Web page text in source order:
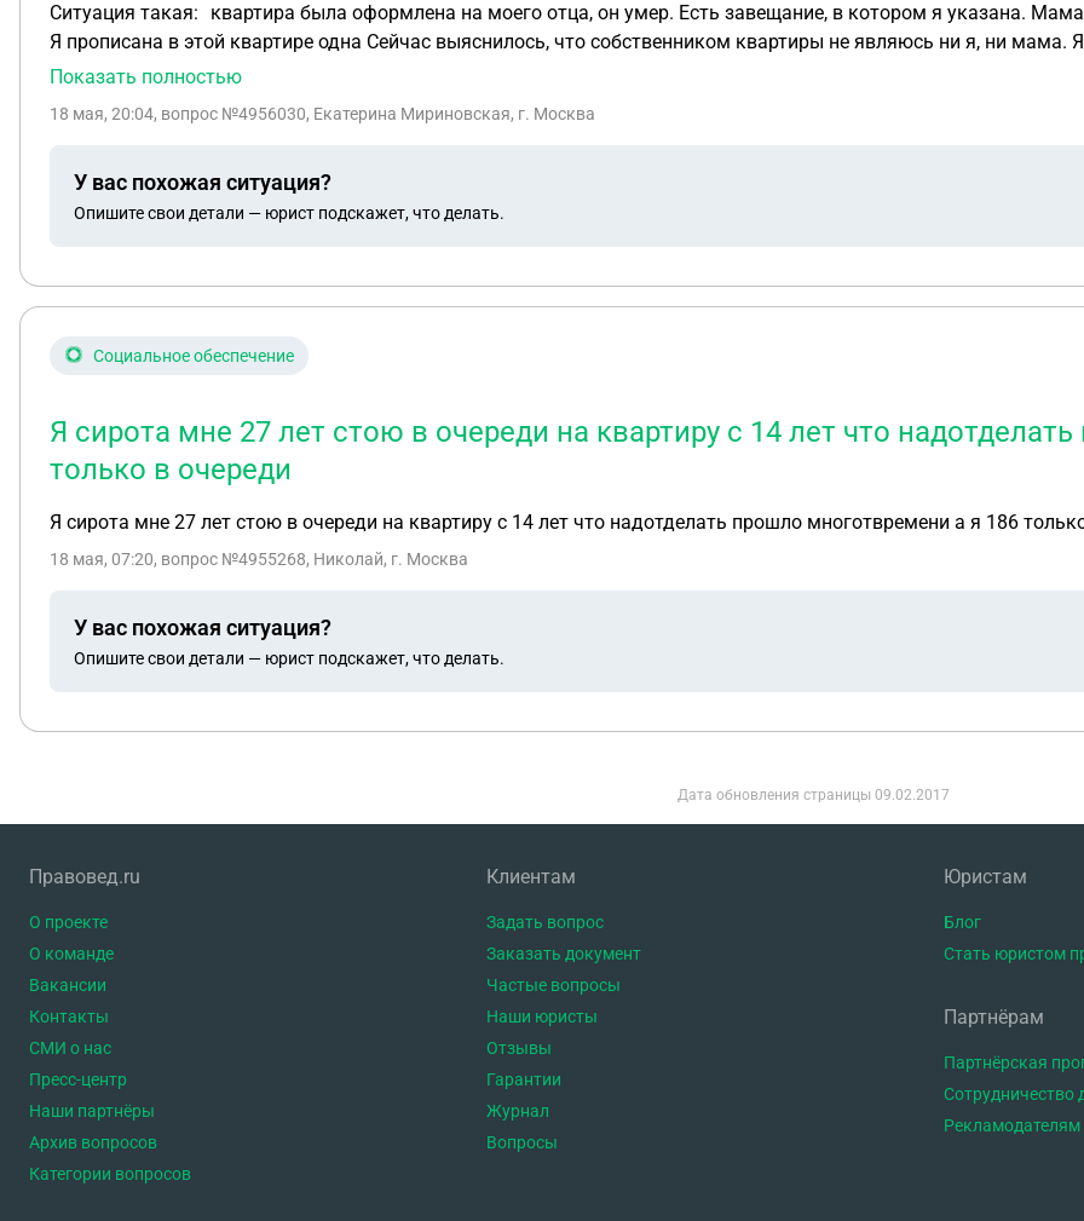
Ситуация такая: квартира была оформлена на моего отца, он умер. Есть завещание, в котором я указана.
Я прописана в этой квартире одна Сейчас выяснилось, что собственником квартиры не являюсь ни я, ни мама. Я это выяснила посредством запроса через
госуслуги справкой ЕГРН(там есть функция исправить ошибку или что-то такое, я воспользовалась этой
разговора что ни я ни мама в наследство не вступали Предположительно собственником до сих пор числится отец, либо кто-то другой (у отца есть родная
Александр Владимирович Дата смерти: 31.07.2013 Номер наследственного дела: 3675931-29/2014 Нотариус: Смыслова
смысловой на ее почту, т.к фактически проживаю в Сочи временно и не могу обратиться лично к ней, ответа пока нет Насколько я понимаю,
фактическим принятием наследства? Что мне нужно проверить или сделать сейчас в первую очередь? Есть ли риск потерять квартиру, если наследство не
Показать полностью
18 мая, 20:04, вопрос №4956030, Екатерина Мириновская, г. Москва
У вас похожая ситуация?
Опишите свои детали — юрист подскажет, что делать.
Социальное обеспечение
Я сирота мне 27 лет стою в очереди на квартиру с 14 лет что
только в очереди
Я сирота мне 27 лет стою в очереди на квартиру с 14 лет что надотделать прошло многотвремени а я 186
18 мая, 07:20, вопрос №4955268, Николай, г. Москва
У вас похожая ситуация?
Опишите свои детали — юрист подскажет, что делать.
Дата обновления страницы 09.02.2017
Правовед.ru
О проекте
О команде
Вакансии
Контакты
СМИ о нас
Пресс-центр
Наши партнёры
Архив вопросов
Категории вопросов
Клиентам
Задать вопрос
Заказать документ
Частые вопросы
Наши юристы
Отзывы
Гарантии
Журнал
Вопросы
Юристам
Блог
Стать юристом
Партнёрам
Партнёрская
Сотрудничество
Рекламодателям